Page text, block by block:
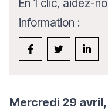
En 1 clic, aidez-
information :
Mercredi 29